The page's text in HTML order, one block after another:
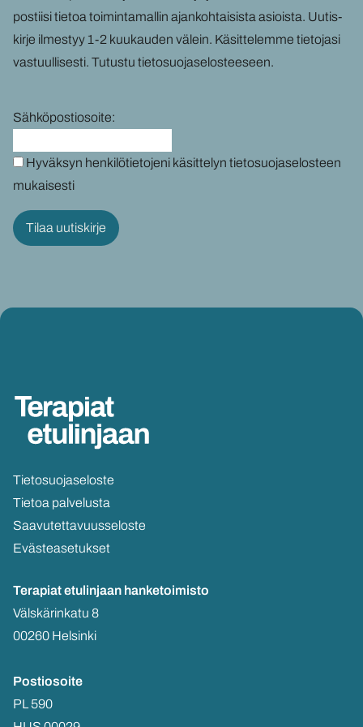
pos­tii­si tie­toa toi­min­ta­mal­lin ajan­koh­tai­sis­ta asiois­ta. Uu­tis­
kir­je il­mes­tyy 1-2 kuu­kau­den vä­lein. Kä­sit­te­lem­me tie­to­ja­si
vas­tuul­li­ses­ti. Tu­tus­tu tie­to­suo­ja­se­los­tee­seen.
Sähköpostiosoite:
Hyväksyn henkilötietojeni käsittelyn tietosuojaselosteen
mukaisesti
Tie­to­suo­ja­se­los­te
Tie­toa pal­ve­lus­ta
Saa­vu­tet­ta­vuus­se­los­te
Eväs­tea­se­tuk­set
Te­ra­piat etu­lin­jaan han­ke­toi­mis­to
Väls­kä­rin­ka­tu 8
00260 Hel­sin­ki
Pos­tio­soi­te
PL 590